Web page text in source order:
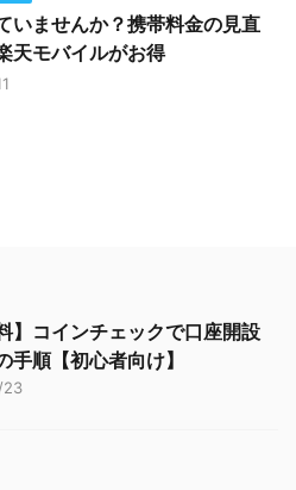
いませんか？携帯料金の見直
天モバイルがお得
】コインチェックで口座開設
手順【初心者向け】
23